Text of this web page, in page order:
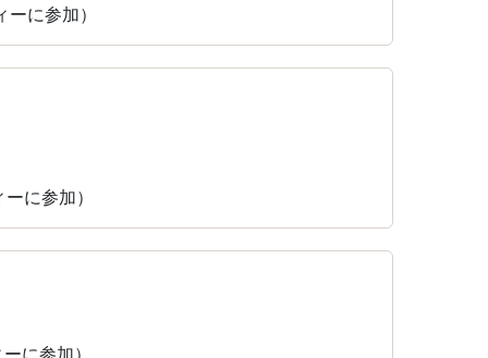
に参加）
に参加）
に参加）